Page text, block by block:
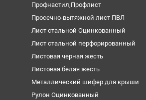
Профнастил,Профлист
Просечно-вытяжной лист ПВЛ
Лист стальной Оцинкованный
Лист стальной перфорированный
Листовая черная жесть
Листовая белая жесть
Металлический шифер для крыши
Рулон Оцинкованный